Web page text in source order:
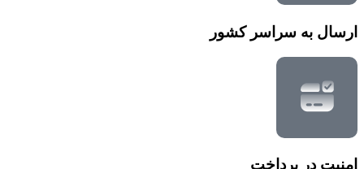
ارسال به سراسر کشور
امنیت در پرداخت